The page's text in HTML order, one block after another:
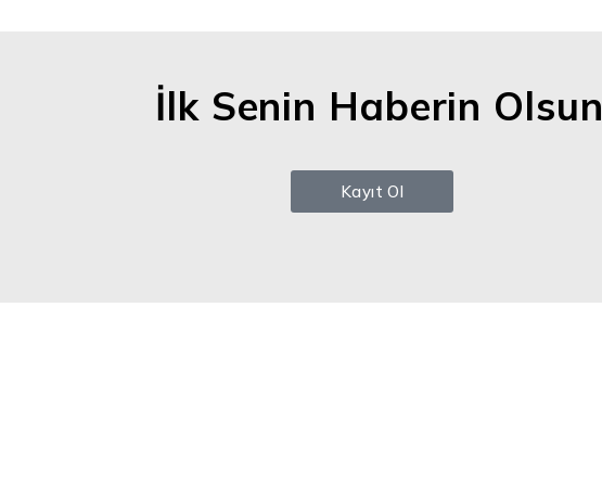
Kayıt Ol
İlk Senin Haberin Olsun